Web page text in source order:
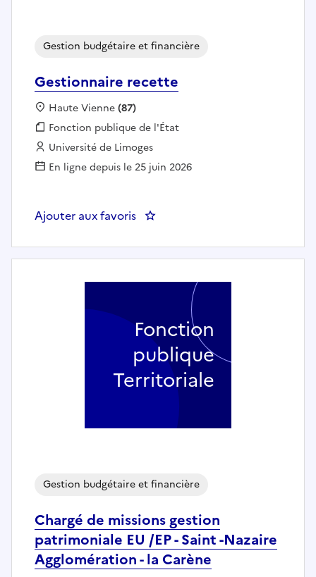
Gestionnaire recette
Gestion budgétaire et financière
Localisation :
Haute Vienne(87)
Fonction publique :
Fonction publique de l'État
Employeur :
Université de Limoges
En ligne depuis le 25 juin 2026
Ajouter aux favoris : Gestionnaire recette
Chargé de missions gestion
patrimoniale EU /EP - Saint -Nazaire
Agglomération - la Carène
Gestion budgétaire et financière
Fonction
publique
Territoriale